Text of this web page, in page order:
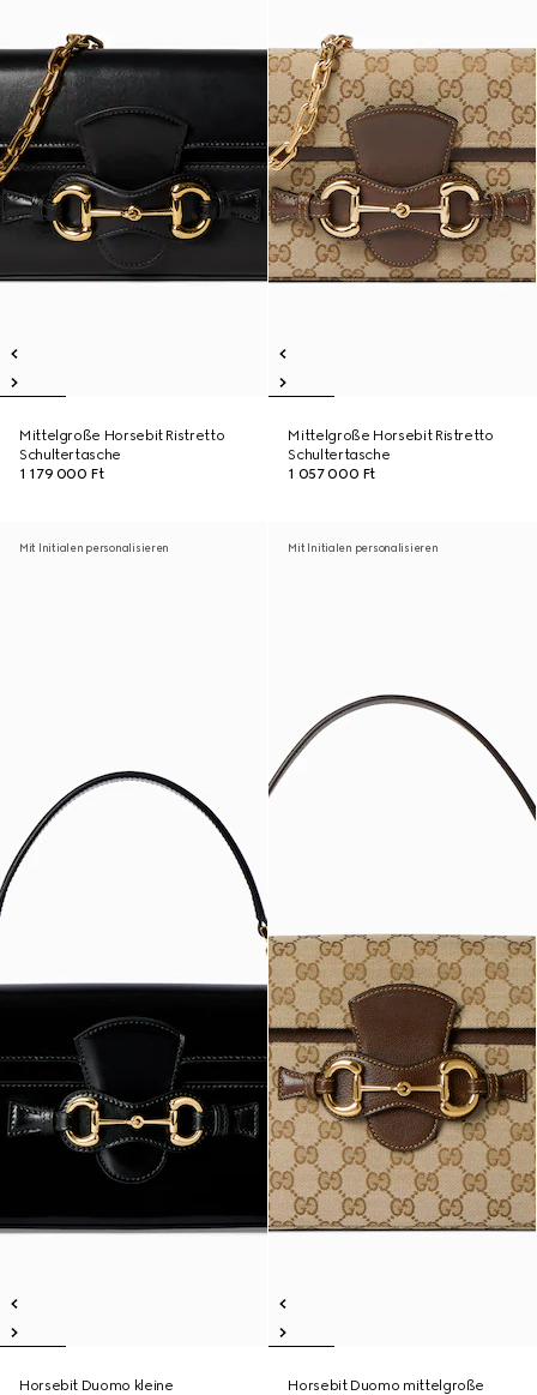
Mittelgroße Horsebit Ristretto
Schultertasche
1 179 000 Ft
Mittelgroße Horsebit Ristretto
Schultertasche
1 057 000 Ft
Mit Initialen personalisieren
Horsebit Duomo kleine
Mit Initialen personalisieren
Horsebit Duomo mittelgroße